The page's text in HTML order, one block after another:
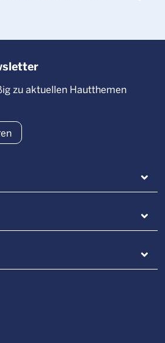
zu aktuellen Hautthemen